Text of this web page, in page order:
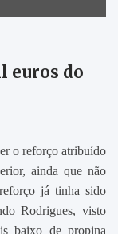
euros do
o reforço atribuído
ainda que não
já tinha sido
Rodrigues, visto
baixo de propina